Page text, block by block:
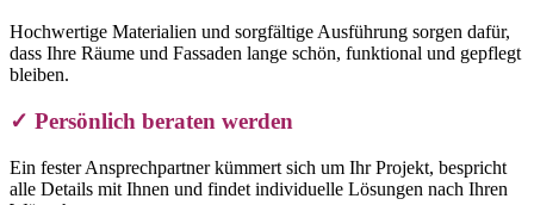
Hochwertige Materialien und sorgfältige Ausführung sorgen dafür,
dass Ihre Räume und Fassaden lange schön, funktional und gepflegt
bleiben.
✓ Persönlich beraten werden
Ein fester Ansprechpartner kümmert sich um Ihr Projekt, bespricht
alle Details mit Ihnen und findet individuelle Lösungen nach Ihren